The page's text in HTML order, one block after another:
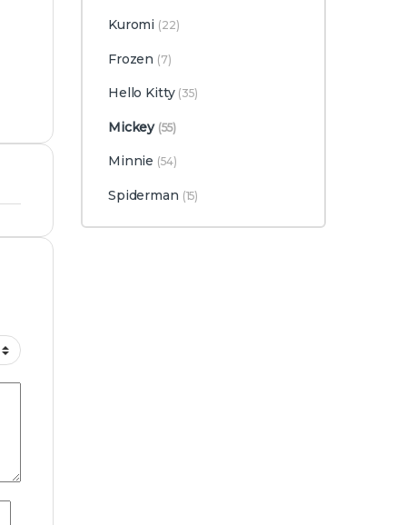
Kuromi (22)
Frozen (7)
Hello Kitty (35)
Mickey (55)
Minnie (54)
Spiderman (15)